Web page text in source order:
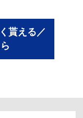
貰える／